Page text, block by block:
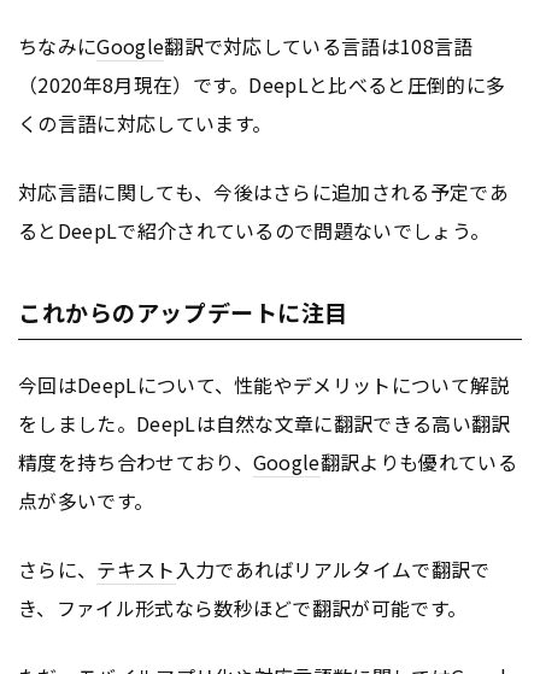
ちなみにGoogle翻訳で対応している言語は108言語
（2020年8月現在）です。DeepLと比べると圧倒的に多
くの言語に対応しています。
対応言語に関しても、今後はさらに追加される予定であ
るとDeepLで紹介されているので問題ないでしょう。
これからのアップデートに注目
今回はDeepLについて、性能やデメリットについて解説
をしました。DeepLは自然な文章に翻訳できる高い翻訳
精度を持ち合わせており、 Google翻訳よりも優れている
点が多いです。
さらに、 テキスト入力であればリアルタイムで翻訳で
き、ファイル形式なら数秒ほどで翻訳が可能です。